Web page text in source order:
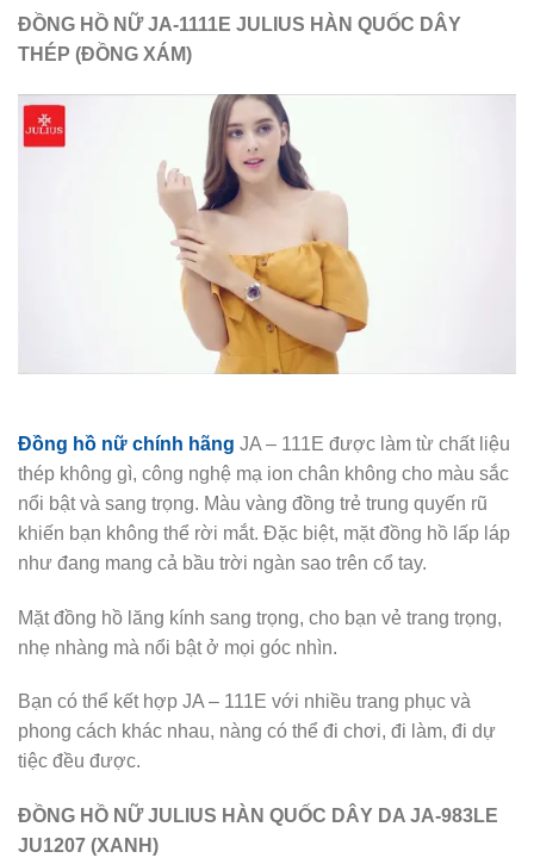
ĐỒNG HỒ NỮ JA-1111E JULIUS HÀN QUỐC DÂY
THÉP (ĐỒNG XÁM)
Đồng hồ nữ chính hãng JA – 111E được làm từ chất liệu
thép không gì, công nghệ mạ ion chân không cho màu sắc
nổi bật và sang trọng. Màu vàng đồng trẻ trung quyến rũ
khiến bạn không thể rời mắt. Đặc biệt, mặt đồng hồ lấp láp
như đang mang cả bầu trời ngàn sao trên cổ tay.
Mặt đồng hồ lăng kính sang trọng, cho bạn vẻ trang trọng,
nhẹ nhàng mà nổi bật ở mọi góc nhìn.
Bạn có thể kết hợp JA – 111E với nhiều trang phục và
phong cách khác nhau, nàng có thể đi chơi, đi làm, đi dự
tiệc đều được.
ĐỒNG HỒ NỮ JULIUS HÀN QUỐC DÂY DA JA-983LE
JU1207 (XANH)